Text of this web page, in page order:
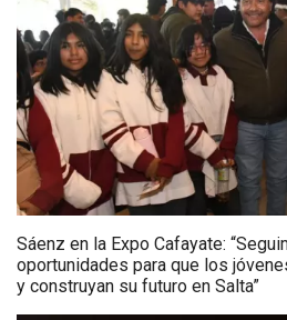
Sáenz en la Expo Cafayate:
oportunidades para que los
y construyan su futuro en Salta”